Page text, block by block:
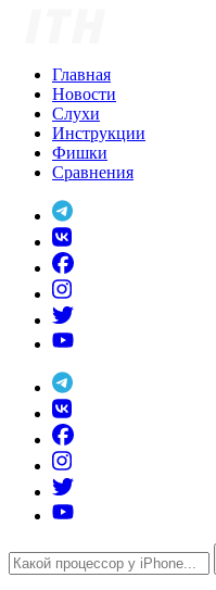
Главная
Новости
Слухи
Инструкции
Фишки
Сравнения